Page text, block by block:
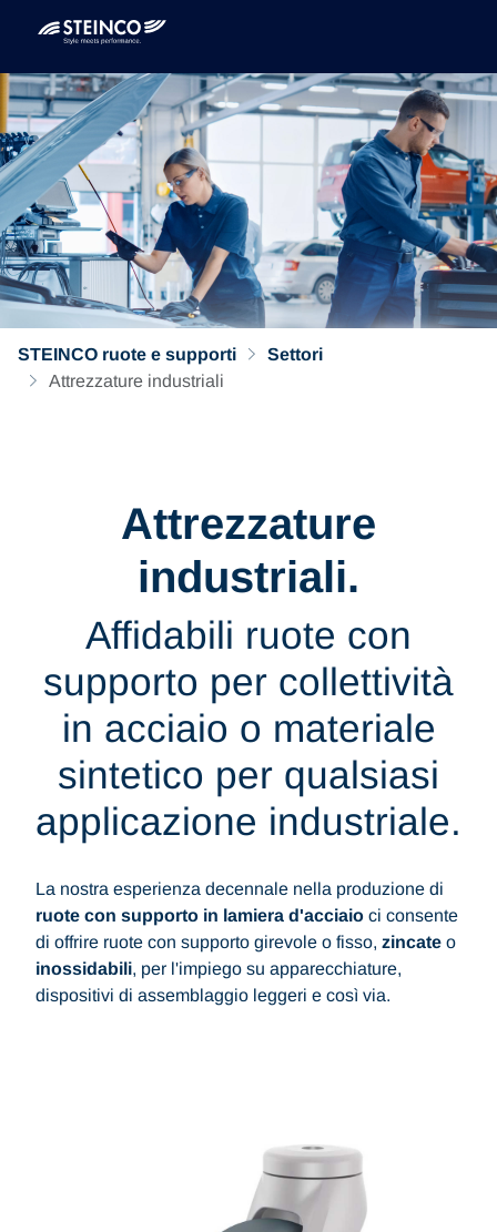
STEINCO ruote e supporti
Settori
Attrezzature industriali
Attrezzature
industriali.
Affidabili ruote con
supporto per collettività
in acciaio o materiale
sintetico per qualsiasi
applicazione industriale.
La nostra esperienza decennale nella produzione di
ruote con supporto in lamiera d'acciaio ci consente
di offrire ruote con supporto girevole o fisso, zincate o
inossidabili, per l'impiego su apparecchiature,
dispositivi di assemblaggio leggeri e così via.